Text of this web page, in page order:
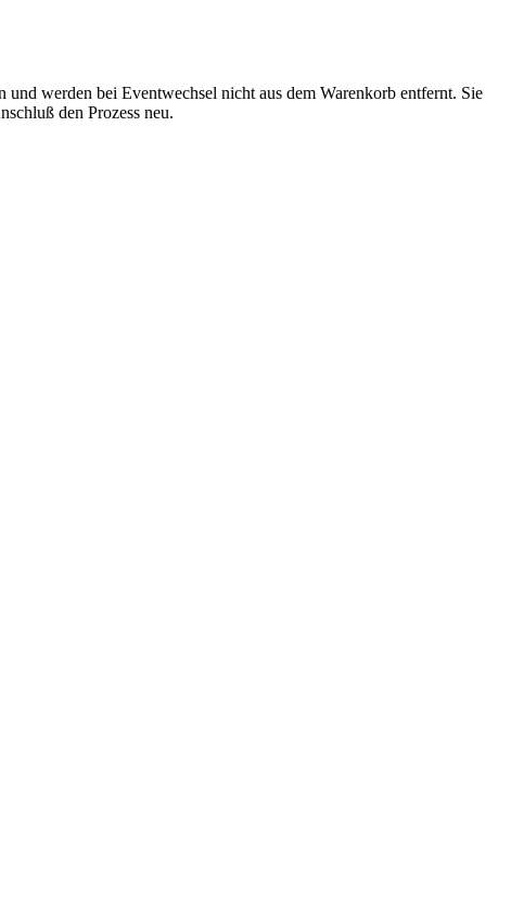
werden bei Eventwechsel nicht aus dem Warenkorb entfernt. Sie
den Prozess neu.